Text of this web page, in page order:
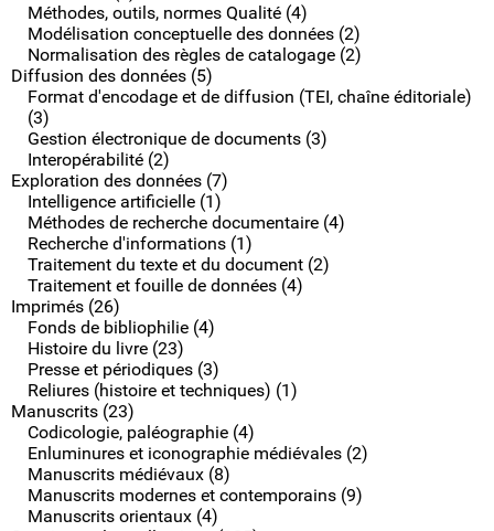
Méthodes, outils, normes Qualité (4)
Modélisation conceptuelle des données (2)
Normalisation des règles de catalogage (2)
Diffusion des données (5)
Format d'encodage et de diffusion (TEI, chaîne éditoriale)
(3)
Gestion électronique de documents (3)
Interopérabilité (2)
Exploration des données (7)
Intelligence artificielle (1)
Méthodes de recherche documentaire (4)
Recherche d'informations (1)
Traitement du texte et du document (2)
Traitement et fouille de données (4)
Imprimés (26)
Fonds de bibliophilie (4)
Histoire du livre (23)
Presse et périodiques (3)
Reliures (histoire et techniques) (1)
Manuscrits (23)
Codicologie, paléographie (4)
Enluminures et iconographie médiévales (2)
Manuscrits médiévaux (8)
Manuscrits modernes et contemporains (9)
Manuscrits orientaux (4)